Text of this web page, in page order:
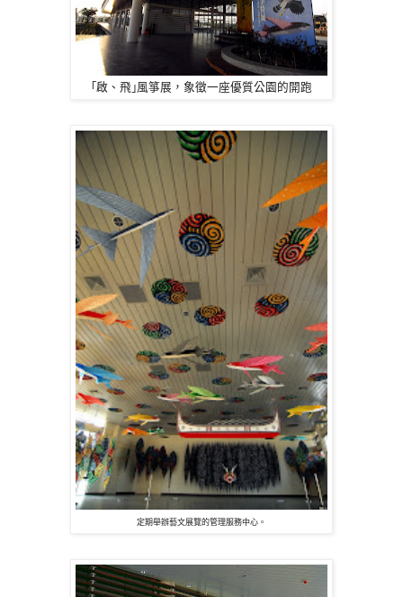
｢啟、飛｣風箏展，象徵一座優質公園的開跑
定期舉辦藝文展覽的管理服務中心。